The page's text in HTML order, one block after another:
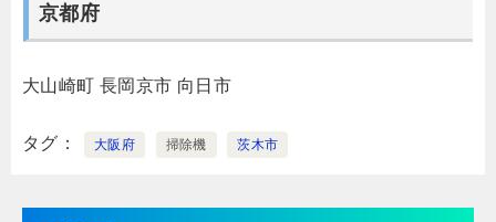
京都府
大山崎町 長岡京市 向日市
タグ 大阪府 掃除機 茨木市